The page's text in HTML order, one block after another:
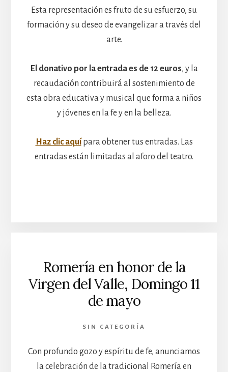
Esta representación es fruto de su esfuerzo, su
formación y su deseo de evangelizar a través del
arte.
El donativo por la entrada es de 12 euros, y la
recaudación contribuirá al sostenimiento de
esta obra educativa y musical que forma a niños
y jóvenes en la fe y en la belleza.
Haz clic aquípara obtener tus entradas. Las
entradas están limitadas al aforo del teatro.
Romería en honor de la
Virgen del Valle, Domingo 11
de mayo
SIN CATEGORÍA
Con profundo gozo y espíritu de fe, anunciamos
la celebración de la tradicional Romería en